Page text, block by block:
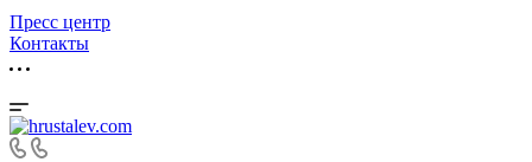
Пресс центр
Контакты